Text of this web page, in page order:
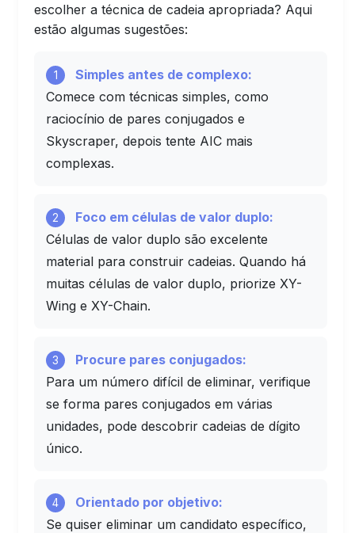
escolher a técnica de cadeia apropriada? Aqui
estão algumas sugestões:
1
Simples antes de complexo:
Comece com técnicas simples, como
raciocínio de pares conjugados e
Skyscraper, depois tente AIC mais
complexas.
2
Foco em células de valor duplo:
Células de valor duplo são excelente
material para construir cadeias. Quando há
muitas células de valor duplo, priorize XY-
Wing e XY-Chain.
3
Procure pares conjugados:
Para um número difícil de eliminar, verifique
se forma pares conjugados em várias
unidades, pode descobrir cadeias de dígito
único.
4
Orientado por objetivo:
Se quiser eliminar um candidato específico,